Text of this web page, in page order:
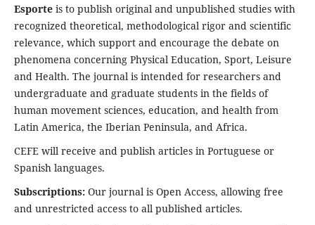
Esporte is to publish original and unpublished studies with
recognized theoretical, methodological rigor and scientific
relevance, which support and encourage the debate on
phenomena concerning Physical Education, Sport, Leisure
and Health. The journal is intended for researchers and
undergraduate and graduate students in the fields of
human movement sciences, education, and health from
Latin America, the Iberian Peninsula, and Africa.
CEFE will receive and publish articles in Portuguese or
Spanish languages.
Subscriptions:Our journal is Open Access, allowing free
and unrestricted access to all published articles.